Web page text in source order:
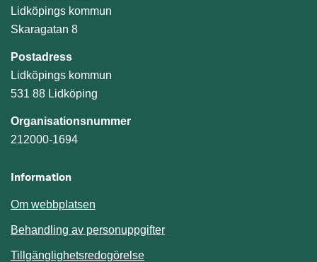
Lidköpings kommun
Skaragatan 8
Postadress
Lidköpings kommun
531 88 Lidköping
Organisationsnummer
212000-1694
Information
Om webbplatsen
Behandling av personuppgifter
Tillgänglighetsredogörelse